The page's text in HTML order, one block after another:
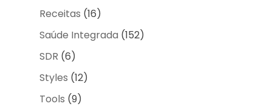
Receitas (16)
Saúde Integrada (152)
SDR (6)
Styles (12)
Tools (9)